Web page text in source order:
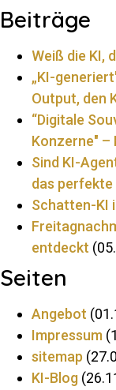
Beiträge
Weiß die KI,
„KI-
Output, den
“Di­gi­tale
Kon­zerne" –
Sind KI-
das per­fekte
Schatten-KI
ent­deckt
Seiten
An­gebot
Im­pressum
sitemap
KI-Blog